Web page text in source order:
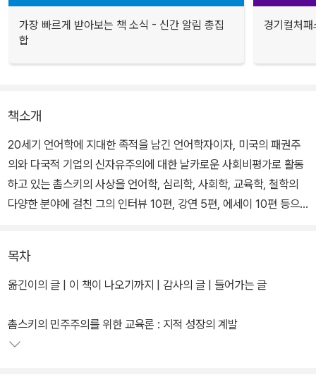
가장 빠르게 받아보는 책 소식 - 신간 알림 총집
합
경기컬처
책소개
20세기 언어학에 지대한 족적을 남긴 언어학자이자, 미국의 패권주
의와 다국적 기업의 신자유주의에 대한 날카로운 사회비평가로 활동
하고 있는 촘스키의 사상을 언어학, 심리학, 사회학, 교육학, 철학의
다양한 분야에 걸친 그의 인터뷰 10편, 강연 5편, 에세이 10편 등으
책에서 촘스키는 자율로서의 '민주주의', 자아교육으로서의 '교육'을
강조한다. 그는 신자유주의 운운하며 진정한 자유주의와는 전혀 관련
수의 민중들을 "프로파간다" 라고 불렀던 갖가지 방법으로 세뇌하고
있는 그들의 행태를 들추어낸다. 그리고 그들의 행태에 동참하고 있
목차
옮긴이의 글 | 이 책이 나오기까지 | 감사의 글 | 들어가는 글
촘스키의 민주주의를 위한 교육론 : 지적 성장의 계발